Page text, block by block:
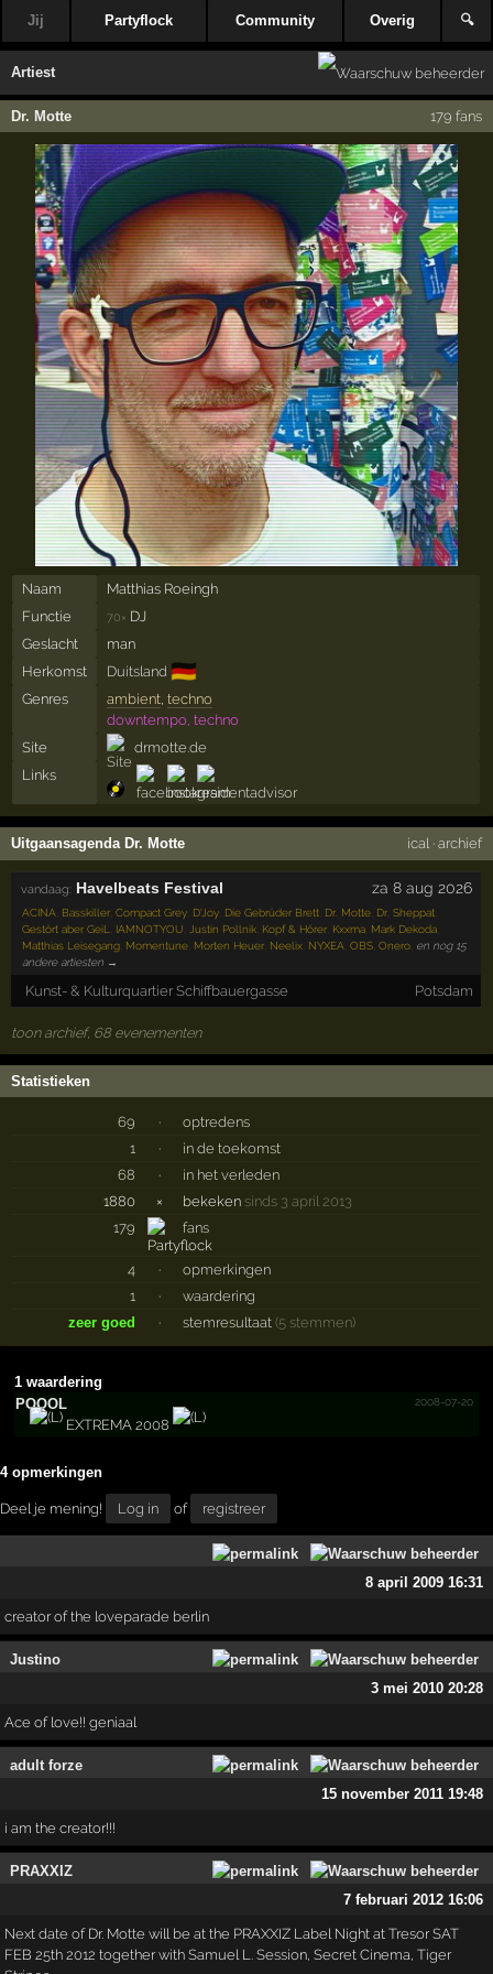
Jij Partyflock Community Overig 🔍
Artiest
Dr. Motte 179 fans
Naam
Matthias Roeingh
Functie
70× DJ
Geslacht
man
Herkomst
Duitsland 🇩🇪
Genres ambient, techno
downtempo, techno
Site
drmotte.de
Links
Uitgaansagenda Dr. Motte ical· archief
vandaag: Havelbeats Festival za 8 aug 2026
ACINA Basskiller ,Compact Grey D'Joy Die Gebrüder Brett Dr. Motte Dr. Sheppat
Gestört aber GeiL
IAMNOTYOU Justin Pollnik Kopf & Hörer Kxxma Mark Dekoda
Matthias Leisegang Momentune Morten Heuer Neelix NYXEA ,OBS ,Onero en nog 15
andere artiesten →
Kunst- & Kulturquartier Schiffbauergasse Potsdam
toon archief, 68 evenementen
Statistieken
69 ·
optredens
1
·
in de toekomst
68
·
in het verleden
1880
× bekeken sinds 3 april 2013
179
fans
4 ·
opmerkingen
1
·
waardering
zeer goed
· stemresultaat (5 stemmen)
1 waardering
POOOL
2008-07-20
EXTREMA 2008
4 opmerkingen
Deel je mening! Log in of registreer
8 april 2009 16:31
creator of the loveparade berlin
Justino
3 mei 2010 20:28
Ace of love!! geniaal
adult forze
15 november 2011 19:48
i am the creator!!!
PRAXXIZ
7 februari 2012 16:06
Next date of Dr. Motte will be at the PRAXXIZ Label Night at Tresor SAT
FEB 25th 2012 together with Samuel L. Session, Secret Cinema, Tiger